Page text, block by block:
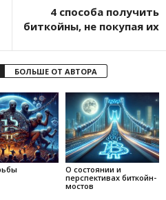
4 способа получить
биткойны, не покупая их
БОЛЬШЕ ОТ АВТОРА
О состоянии и
перспективах биткойн-
мостов